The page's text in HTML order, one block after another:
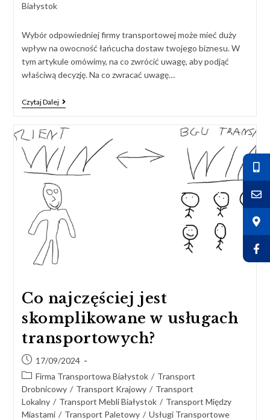
Białystok
Wybór odpowiedniej firmy transportowej może mieć duży
wpływ na owocność łańcucha dostaw twojego biznesu. W
tym artykule omówimy, na co zwrócić uwagę, aby podjąć
właściwą decyzję. Na co zwracać uwagę…
Czytaj Dalej
Co najczęściej jest
skomplikowane w usługach
transportowych?
17/09/2024
Firma Transportowa Białystok / Transport
Drobnicowy / Transport Krajowy / Transport
Lokalny / Transport Mebli Białystok / Transport Między
Miastami / Transport Paletowy / Usługi Transportowe